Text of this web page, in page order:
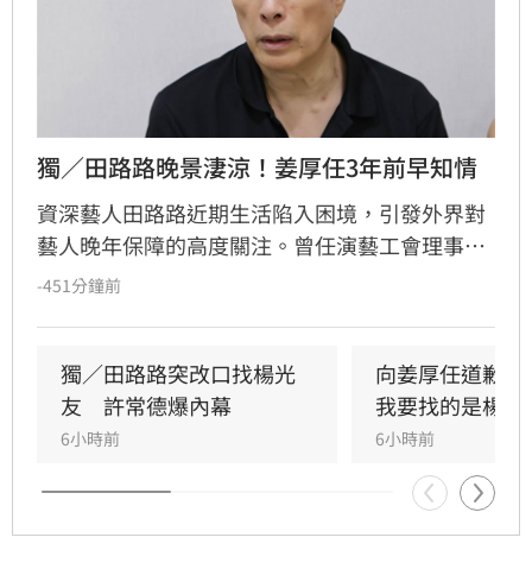
獨／田路路晚景淒涼！姜厚任3年前早知情
資深藝人田路路近期生活陷入困境，引發外界對
藝人晚年保障的高度關注。曾任演藝工會理事長
的姜厚任透露，早在三年前就曾目睹田路路處境
工作機會受環境萎縮影響，藝人職涯充滿不確定
性，即便曾風光一時也難保晚年順遂。他回顧當
年將演員工會擴大為演藝工會，旨在為更多影視
從業人員建立基礎保障，希望透過制度完善讓後
進受惠。然而田路路的現況，仍深刻映照出娛樂
圈光鮮亮麗背後，隱藏著收入不穩定與生存資源
-451分鐘前
獨／田路路突改口找楊光
友　許常德爆內幕
6小時前
向姜厚任道歉
我要找的是楊光
6小時前